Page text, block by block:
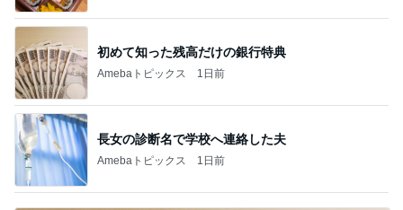
初めて知った残高だけの銀行特典
Amebaトピックス 1日前
長女の診断名で学校へ連絡した夫
Amebaトピックス 1日前